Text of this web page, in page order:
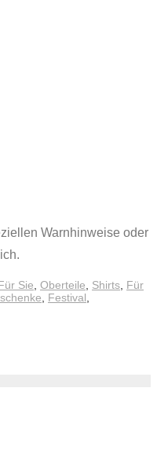
Warnhinweise oder
Sie, Oberteile, Shirts, Für
, Festival,